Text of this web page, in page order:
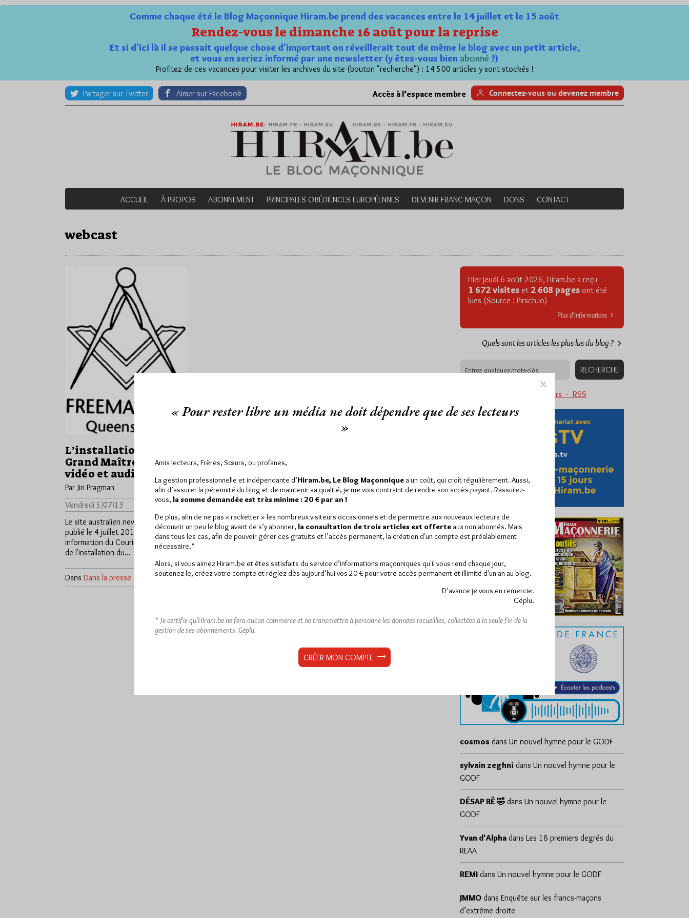
Comme chaque été le Blog Maçonnique Hiram.be prend des vacances entre le 14 juillet et le 15 août
Rendez-vous le dimanche 16 août pour la reprise
Et si d'ici là il se passait quelque chose d'important on réveillerait tout de même le blog avec un petit article,
et vous en seriez informé par une newsletter (y êtes-vous bien abonné ?)
Profitez de ces vacances pour visiter les archives du site (bouton "recherche") : 14 500 articles y sont stockés !
Partager sur Twitter Aimer sur Facebook Accès à l’espace membre Connectez-vous ou devenez membre
ACCUEIL À PROPOS ABONNEMENT PRINCIPALES OBÉDIENCES EUROPÉENNES DEVENIR FRANC-MAÇON DONS CONTACT
webcast
L’installation d’un
Grand Maître en flux
vidéo et audio
Par Jiri Pragman
Vendredi 5/07/13
Lu 153 fois
Le site australien news.com.au a
publié le 4 juillet 2013 une
information du Courier Mail à propos
de l'installation du…
Dans Dans la presse 2 commentaires
Hier jeudi 6 août 2026, Hiram.be a reçu
1 672 visites et 2 608 pages ont été
lues (Source : Pirsch.io)
Plus d’informations
Quels sont les articles les plus lus du blog ?
Abonnement aux Newsletters - RSS
cosmos dans Un nouvel hymne pour le GODF
sylvain zeghni dans Un nouvel hymne pour le
GODF
DÉSAP RÊ 🤣 dans Un nouvel hymne pour le
GODF
Yvan d'Alpha dans Les 18 premiers degrés du
REAA
REMI dans Un nouvel hymne pour le GODF
JMMO dans Enquête sur les francs-maçons
d’extrême droite
« Pour rester libre un média ne doit dépendre que de ses lecteurs
»
Amis lecteurs, Frères, Sœurs, ou profanes,
La gestion professionnelle et indépendante d’Hiram.be, Le Blog Maçonnique a un coût, qui croît régulièrement. Aussi,
afin d’assurer la pérennité du blog et de maintenir sa qualité, je me vois contraint de rendre son accès payant. Rassurez-
vous, la somme demandée est très minime : 20 € par an !
De plus, afin de ne pas « racketter » les nombreux visiteurs occasionnels et de permettre aux nouveaux lecteurs de
découvrir un peu le blog avant de s’y abonner, la consultation de trois articles est offerte aux non abonnés. Mais
dans tous les cas, afin de pouvoir gérer ces gratuits et l’accès permanent, la création d'un compte est préalablement
nécessaire.*
Alors, si vous aimez Hiram.be et êtes satisfaits du service d’informations maçonniques qu'il vous rend chaque jour,
soutenez-le, créez votre compte et réglez dès aujourd’hui vos 20 € pour votre accès permanent et illimité d'un an au blog.
D’avance je vous en remercie.
Géplu.
* Je certifie qu’Hiram.be ne fera aucun commerce et ne transmettra à personne les données recueillies, collectées à la seule fin de la
gestion de ses abonnements. Géplu.
CRÉER MON COMPTE